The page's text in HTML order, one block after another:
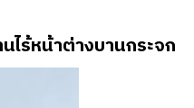
ร้หน้าต่างบานกระจก